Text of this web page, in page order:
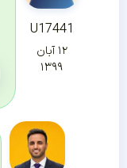
U17441
۱۲ آبان
۱۳۹۹